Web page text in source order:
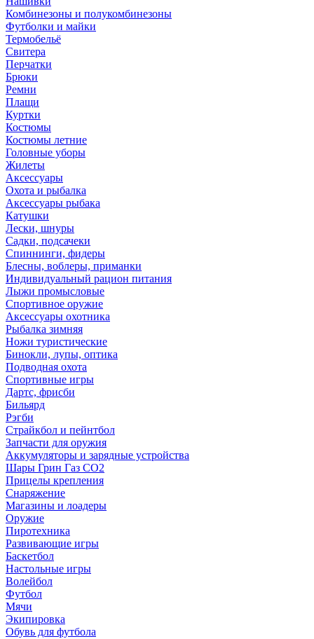
Комбинезоны и полукомбинезоны
Футболки и майки
Термобельё
Свитера
Перчатки
Брюки
Ремни
Плащи
Куртки
Костюмы
Костюмы летние
Головные уборы
Жилеты
Аксессуары
Охота и рыбалка
Аксессуары рыбака
Катушки
Лески, шнуры
Садки, подсачеки
Спиннинги, фидеры
Блесны, воблеры, приманки
Индивидуальный рацион питания
Лыжи промысловые
Спортивное оружие
Аксессуары охотника
Рыбалка зимняя
Ножи туристические
Бинокли, лупы, оптика
Подводная охота
Спортивные игры
Дартс, фрисби
Бильярд
Рэгби
Страйкбол и пейнтбол
Запчасти для оружия
Аккумуляторы и зарядные устройства
Шары Грин Газ СО2
Прицелы крепления
Снаряжение
Магазины и лоадеры
Оружие
Пиротехника
Развивающие игры
Баскетбол
Настольные игры
Волейбол
Футбол
Мячи
Экипировка
Обувь для футбола